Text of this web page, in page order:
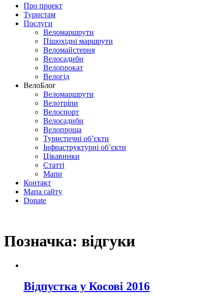
Про проект
Туристам
Послуги
Веломаршрути
Пішохідні маршрути
Веломайстерня
Велосадиби
Велопрокат
Велогід
ВелоБлог
Веломаршрути
Велотріпи
Велоспорт
Велосадиби
Велопроща
Туристичні об’єкти
Інфраструктурні об’єкти
Цікавинки
Статті
Мапи
Контакт
Мапа сайту
Donate
Позначка: відгуки
Відпустка у Косові 2016